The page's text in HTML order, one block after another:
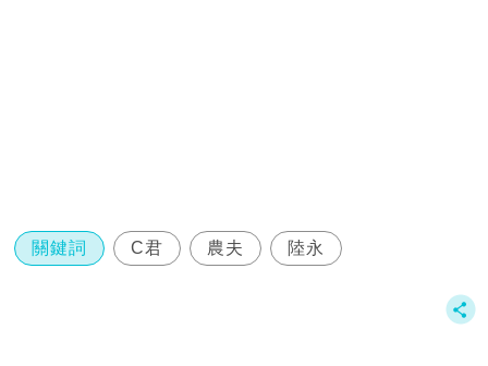
關鍵詞 C君 農夫 陸永